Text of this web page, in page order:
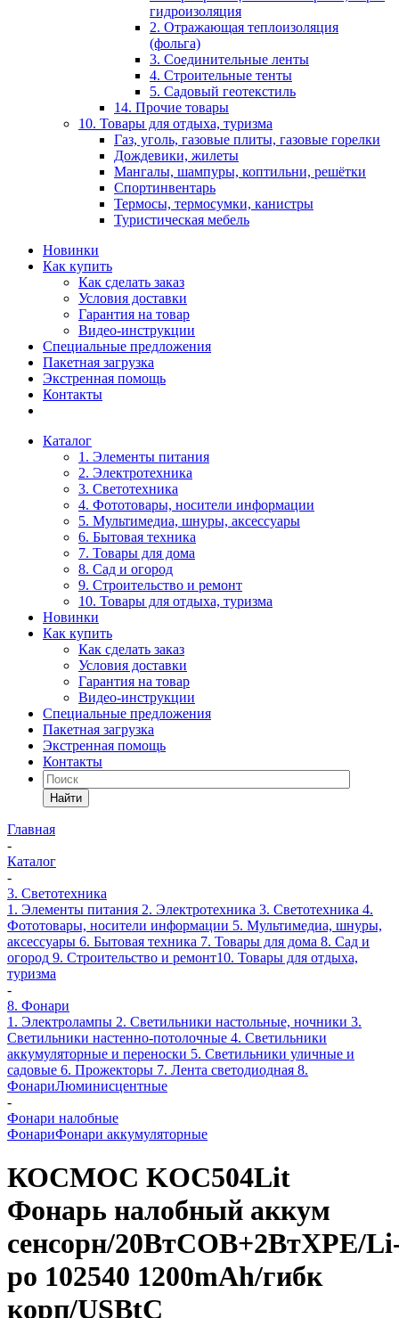
гидроизоляция
2. Отражающая теплоизоляция
(фольга)
3. Соединительные ленты
4. Строительные тенты
5. Садовый геотекстиль
14. Прочие товары
10. Товары для отдыха, туризма
Газ, уголь, газовые плиты, газовые горелки
Дождевики, жилеты
Мангалы, шампуры, коптильни, решётки
Спортинвентарь
Термосы, термосумки, канистры
Туристическая мебель
Новинки
Как купить
Как сделать заказ
Условия доставки
Гарантия на товар
Видео-инструкции
Специальные предложения
Пакетная загрузка
Экстренная помощь
Контакты
Каталог
1. Элементы питания
2. Электротехника
3. Светотехника
4. Фототовары, носители информации
5. Мультимедиа, шнуры, аксессуары
6. Бытовая техника
7. Товары для дома
8. Сад и огород
9. Строительство и ремонт
10. Товары для отдыха, туризма
Новинки
Как купить
Как сделать заказ
Условия доставки
Гарантия на товар
Видео-инструкции
Специальные предложения
Пакетная загрузка
Экстренная помощь
Контакты
Найти
Главная
-
Каталог
-
3. Светотехника
1. Элементы питания 2. Электротехника 3. Светотехника 4.
Фототовары, носители информации 5. Мультимедиа, шнуры,
аксессуары 6. Бытовая техника 7. Товары для дома 8. Сад и
огород 9. Строительство и ремонт10. Товары для отдыха,
туризма
-
8. Фонари
1. Электролампы 2. Светильники настольные, ночники 3.
Светильники настенно-потолочные 4. Светильники
аккумуляторные и переноски 5. Светильники уличные и
садовые 6. Прожекторы 7. Лента светодиодная 8.
ФонариЛюминисцентные
-
Фонари налобные
ФонариФонари аккумуляторные
КОСМОС KOC504Lit
Фонарь налобный аккум
сенсорн/20ВтCOB+2ВтXPE/
po 102540 1200mAh/гибк
корп/USBtC